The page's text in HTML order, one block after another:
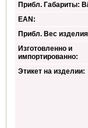
Прибл. Габариты:
EAN:
Прибл. Вес изделия
Изготовленно и
импортированно:
Этикет на изделии: